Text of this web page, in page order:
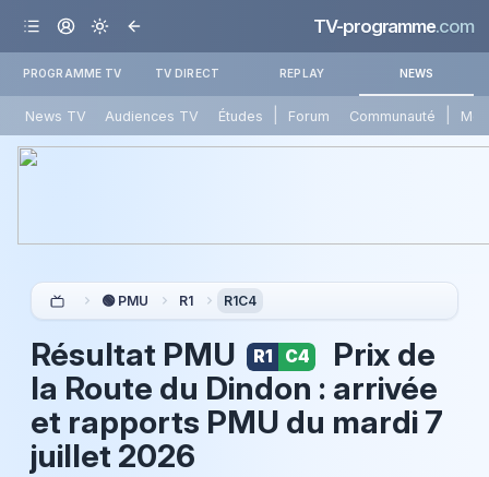
TV-programme.com
PROGRAMME TV TV DIRECT REPLAY NEWS
News TV Audiences TV Études Forum Communauté
🟢 PMU R1 R1C4
Résultat PMU R1 C4
Prix de
la Route du Dindon : arrivée
et rapports PMU du mardi 7
juillet 2026